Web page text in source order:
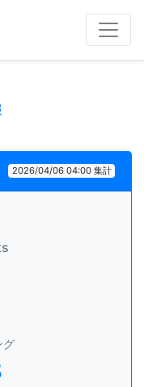
2026/04/06 04:00 集計
グ